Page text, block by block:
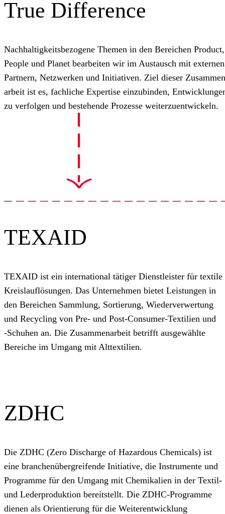
arbeiten
BenefitsAusbildung
Brand Portal Onlineshop
True Difference
Nachhaltigkeitsbezogene Themen in den Bereichen Product,
People und Planet bearbeiten wir im Austausch mit externen
Partnern, Netzwerken und Initiativen. Ziel dieser
arbeit ist es, fachliche Expertise einzubinden,
zu verfolgen und bestehende Prozesse weiterzuentwickeln.
TEXAID
TEXAID ist ein international tätiger Dienstleister für textile
Kreislauflösungen. Das Unternehmen bietet Leistungen in
den Bereichen Sammlung, Sortierung, Wiederverwertung
und Recycling von Pre‑ und Post‑Consumer‑Textilien und
‑Schuhen an. Die Zusammenarbeit betrifft ausgewählte
Bereiche im Umgang mit Alttextilien.
ZDHC
Die ZDHC (Zero Discharge of Hazardous Chemicals) ist
eine branchenübergreifende Initiative, die Instrumente und
Programme für den Umgang mit Chemikalien in der Textil‑
und Lederproduktion bereitstellt. Die ZDHC‑Programme
dienen als Orientierung für die Weiterentwicklung